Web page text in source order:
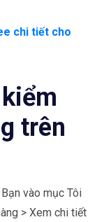
chi tiết cho
trên
vào mục Tôi
> Xem chi tiết